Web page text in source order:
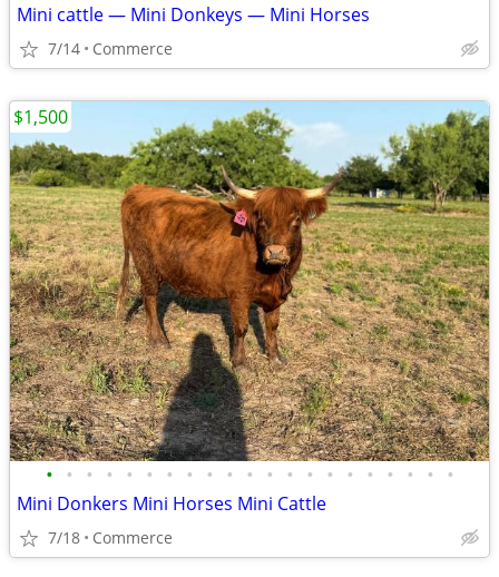
Mini cattle — Mini Donkeys — Mini Horses
7/14 Commerce
• • • • • • • • • • • • • • • • • • • • •
Mini Donkers Mini Horses Mini Cattle
7/18 Commerce
$1,500